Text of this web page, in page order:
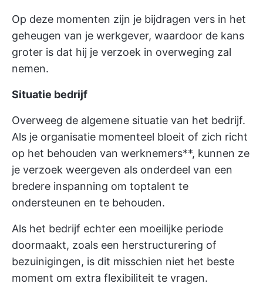
Op deze momenten zijn je bijdragen vers in het
geheugen van je werkgever, waardoor de kans
groter is dat hij je verzoek in overweging zal
nemen.
Situatie bedrijf
Overweeg de algemene situatie van het bedrijf.
Als je organisatie momenteel bloeit of zich richt
op het behouden van werknemers**, kunnen ze
je verzoek weergeven als onderdeel van een
bredere inspanning om toptalent te
ondersteunen en te behouden.
Als het bedrijf echter een moeilijke periode
doormaakt, zoals een herstructurering of
bezuinigingen, is dit misschien niet het beste
moment om extra flexibiliteit te vragen.